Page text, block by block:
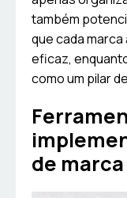
também
que cada
eficaz,
como um pilar
de marca